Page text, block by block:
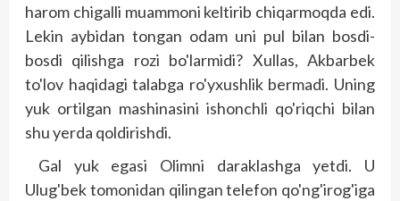
harom chigalli muammoni keltirib chiqarmoqda edi.
Lekin aybidan tongan odam uni pul bilan bosdi-
bosdi qilishga rozi bo'larmidi? Xullas, Akbarbek
to'lov haqidagi talabga ro'yxushlik bermadi. Uning
yuk ortilgan mashinasini ishonchli qo'riqchi bilan
shu yerda qoldirishdi.
Gal yuk egasi Olimni daraklashga yetdi. U
Ulug'bek tomonidan qilingan telefon qo'ng'irog'iga